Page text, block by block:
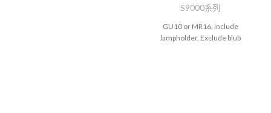
S9000系列
GU10 or MR16, Include
lampholder, Exclude blub